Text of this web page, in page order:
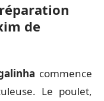
de
commence
Le poulet,